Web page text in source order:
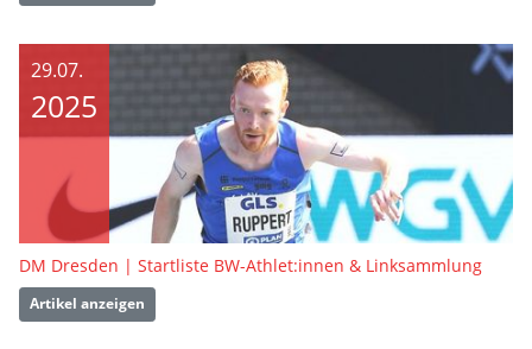
29.07.
2025
DM Dresden | Startliste BW-Athlet:innen & Linksammlung
Artikel anzeigen